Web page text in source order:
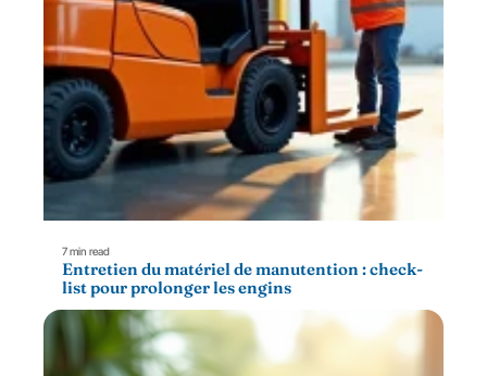
7 min read
Entretien du matériel de manutention : check-
list pour prolonger les engins